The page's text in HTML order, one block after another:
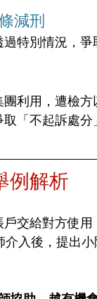
減刑
特別情況，爭
利用，遭檢
「不起訴處分
例解析
戶交給對方使
介入後，提出